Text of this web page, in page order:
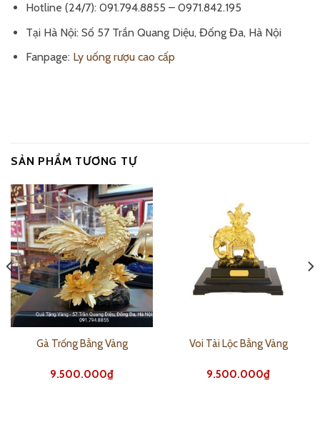
Hotline (24/7): 091.794.8855 – 0971.842.195
Tại Hà Nội: Số 57 Trần Quang Diệu, Đống Đa, Hà Nội
Fanpage: Ly uống rượu cao cấp
SẢN PHẨM TƯƠNG TỰ
Gà Trống Bằng Vàng
9.500.000₫
Voi Tài Lộc Bằng Vàng
9.500.000₫